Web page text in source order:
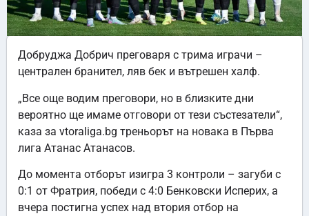
Добруджа Добрич преговаря с трима играчи –
централен бранител, ляв бек и вътрешен халф.
„Все още водим преговори, но в близките дни
вероятно ще имаме отговори от тези състезатели“,
каза за vtoraliga.bg треньорът на новака в Първа
лига Атанас Атанасов.
До момента отборът изигра 3 контроли – загуби с
0:1 от Фратрия, победи с 4:0 Бенковски Исперих, а
вчера постигна успех над втория отбор на